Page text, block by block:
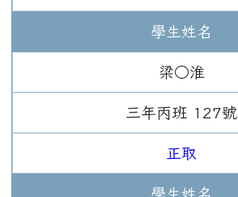
學生姓名
梁○淮
三年丙班 127號
正取
學生姓名